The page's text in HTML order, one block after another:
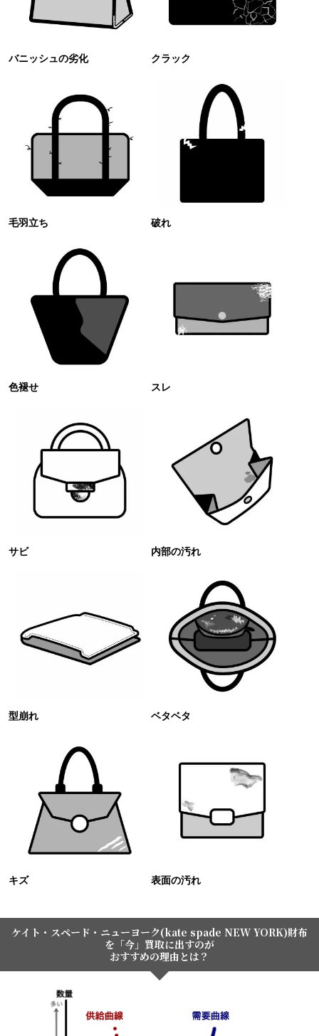
バニッシュの劣化 クラック
毛羽立ち 破れ
色褪せ スレ
サビ 内部の汚れ
型崩れ ベタベタ
キズ 表面の汚れ
ケイト・スペード・ニューヨーク(kate spade NEW YORK)財布
を「今」買取に出すのが
おすすめの理由とは？